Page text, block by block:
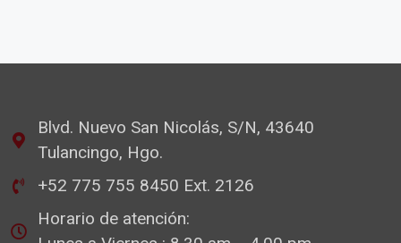
Blvd. Nuevo San Nicolás, S/N, 43640
Tulancingo, Hgo.
+52 775 755 8450 Ext. 2126
Horario de atención: